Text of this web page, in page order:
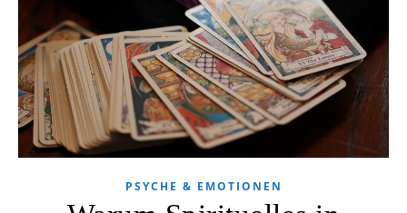
PSYCHE & EMOTIONEN